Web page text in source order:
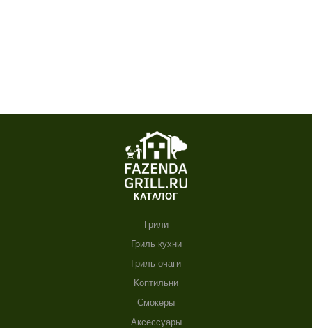
КАТАЛОГ
Грили
Гриль кухни
Гриль очаги
Коптильни
Смокеры
Аксессуары